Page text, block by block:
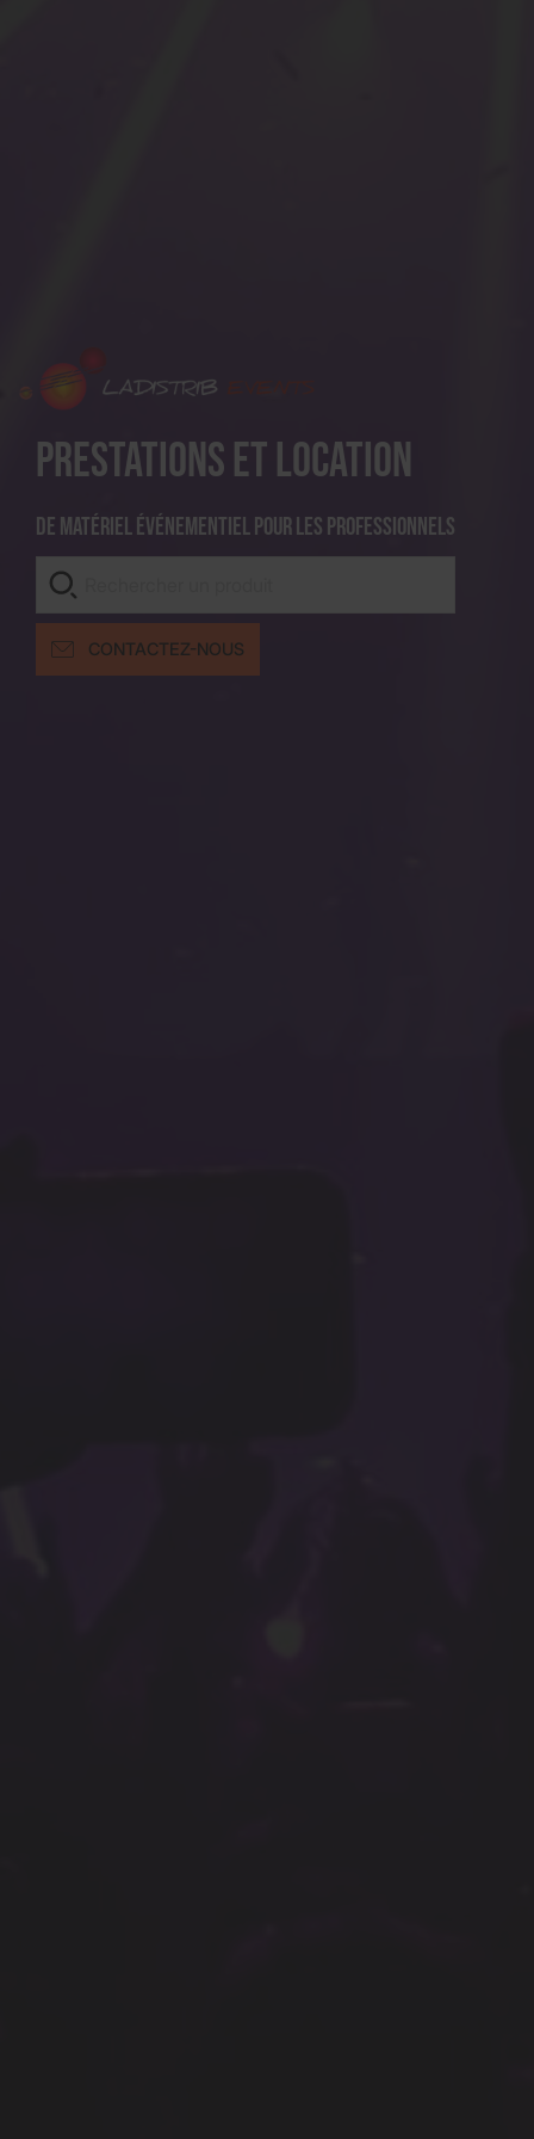
Prestations et location
De matériel événementiel pour les professionnels
CONTACTEZ-NOUS